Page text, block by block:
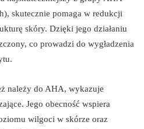
skutecznie pomaga w redukcji
skóry. Dzięki jego działaniu
co prowadzi do wygładzenia
należy do AHA, wykazuje
Jego obecność wspiera
wilgoci w skórze oraz